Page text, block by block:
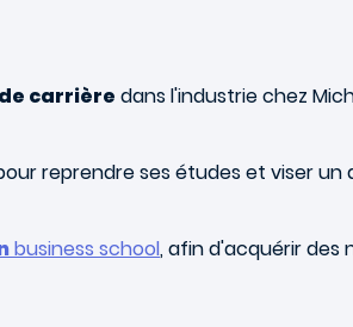
carrière dans l'industrie chez
reprendre ses études et viser un
business school, afin d'acquérir des